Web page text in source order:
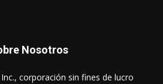
Nosotros
corporación sin fines de lucro